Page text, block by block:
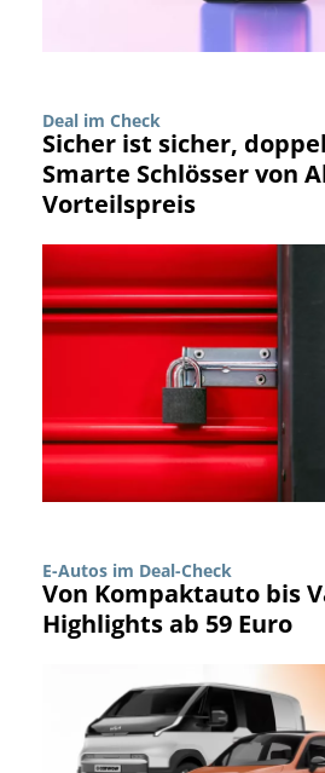
Deal im Check
Sicher ist sicher,
Smarte Schlösser von
Vorteilspreis
E-Autos im Deal-Check
Von Kompaktauto bis
Highlights ab 59 Euro